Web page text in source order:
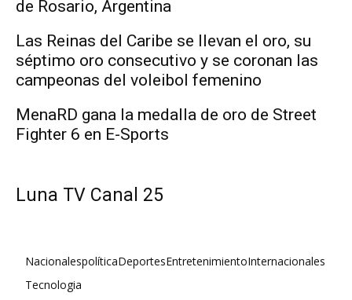
de Rosario, Argentina
Las Reinas del Caribe se llevan el oro, su
séptimo oro consecutivo y se coronan las
campeonas del voleibol femenino
MenaRD gana la medalla de oro de Street
Fighter 6 en E-Sports
Luna TV Canal 25
NacionalespolíticaDeportesEntretenimientoInternacionales
Tecnologia